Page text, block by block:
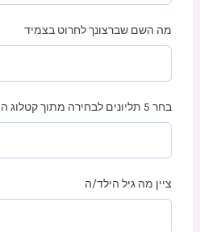
מה השם שברצונך לחרוט בצמיד
בחר 5 תליונים לבחירה מתוך קטלוג התליונים
ציין מה גיל הילד/ה